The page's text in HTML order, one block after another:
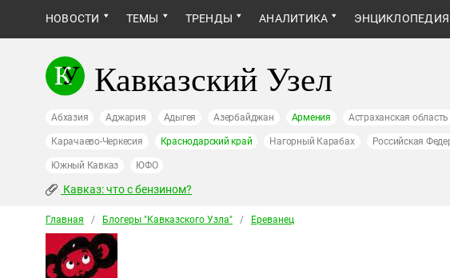
НОВОСТИ ТЕМЫ ТРЕНДЫ АНАЛИТИКА ЭНЦИКЛОПЕДИЯ
Кавказский Узел
Абхазия Аджария Адыгея Азербайджан Армения Астраханская область
Карачаево-Черкесия Краснодарский край Нагорный Карабах Российская
Южный Кавказ ЮФО
Кавказ: что с бензином?
Главная / Блогеры "Кавказского Узла" / Ереванец